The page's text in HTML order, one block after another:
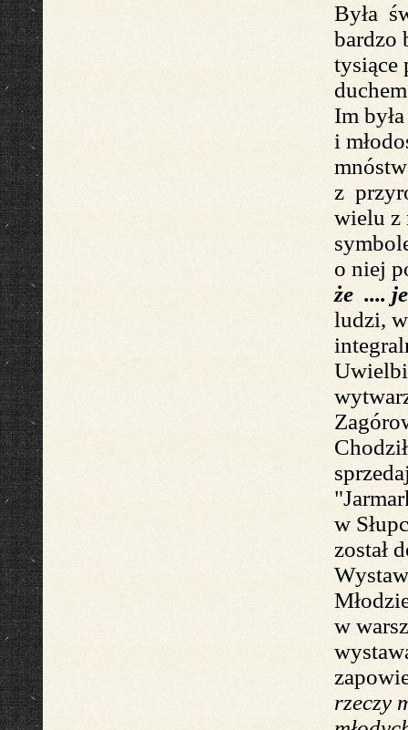
Była
bardzo
tysiące
Im
i
z
wielu z
o niej
że ....
ludzi,
Chodzi
w
został
w
rzeczy